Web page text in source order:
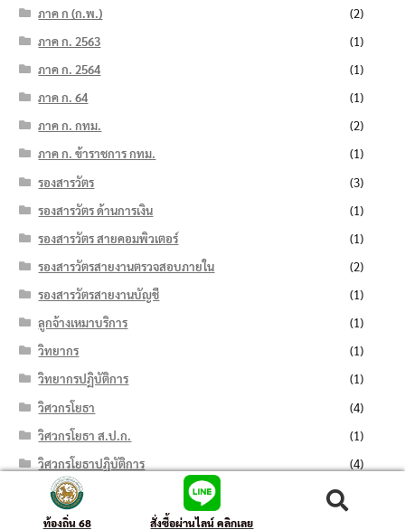
ภาค ก (ก.พ.)
(2)
ภาค ก. 2563
(1)
ภาค ก. 2564
(1)
ภาค ก. 64
(1)
ภาค ก. กทม.
(2)
ภาค ก. ข้าราชการ กทม.
(1)
รองสารวัตร
(3)
รองสารวัตร ด้านการเงิน
(1)
รองสารวัตร สายคอมพิวเตอร์
(1)
รองสารวัตรสายงานตรวจสอบภายใน
(2)
รองสารวัตรสายงานบัญชี
(1)
ลูกจ้างเหมาบริการ
(1)
วิทยากร
(1)
วิทยากรปฏิบัติการ
(1)
วิศวกรโยธา
(4)
วิศวกรโยธา ส.ป.ก.
(1)
วิศวกรโยธาปฏิบัติการ
(4)
ศุลการักษ์
สายคอมพิวเตอร์
ท้องถิ่น 68 สั่งซื้อผ่านไลน์ คลิกเลย